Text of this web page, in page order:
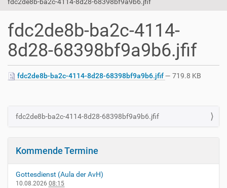
fdc2de8b-ba2c-4114-
8d28-68398bf9a9b6.jfif
fdc2de8b-ba2c-4114-8d28-68398bf9a9b6.jfif— 719.8 KB
N
i
g
a
fdc2de8b-ba2c-4114-8d28-68398bf9a9b6.jfif
Kommende Termine
Gottesdienst (Aula der AvH)
10.08.2026 08:15